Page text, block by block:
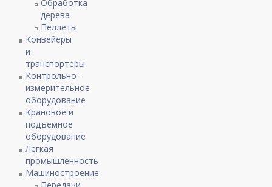
Обработка
дерева
Пеллеты
Конвейеры
и
транспортеры
Контрольно-
измерительное
оборудование
Крановое и
подъемное
оборудование
Легкая
промышленность
Машиностроение